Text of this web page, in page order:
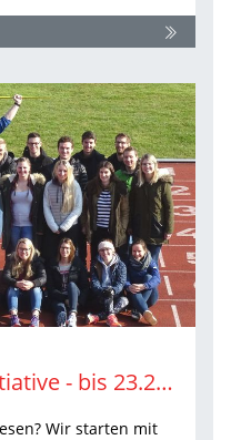
Jungkampfrichter-Initiative - bis 23.2. anmelden
Wir starten mit